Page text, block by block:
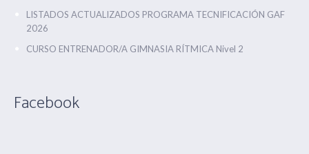
LISTADOS ACTUALIZADOS PROGRAMA TECNIFICACIÓN GAF
2026
CURSO ENTRENADOR/A GIMNASIA RÍTMICA Nivel 2
Facebook